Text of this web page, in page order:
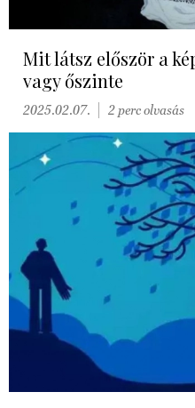
Mit látsz először a
vagy őszinte
2025.02.07. 2 perc olvasás